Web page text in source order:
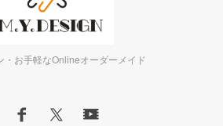
・お手軽なOnlineオーダーメイド